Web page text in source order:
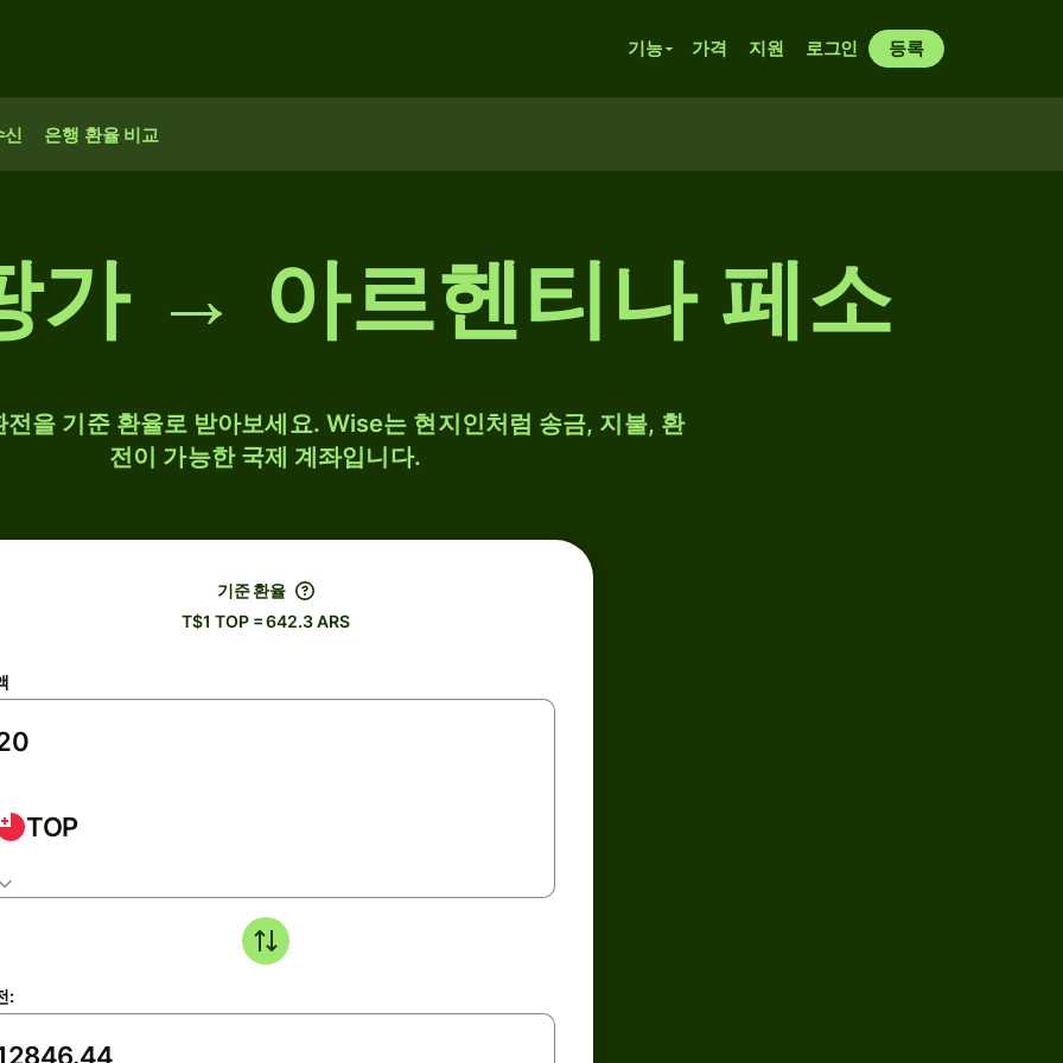
기능 가격 지원 로그인 등록
신 은행 환율 비교
가 → 아르헨티나 페소
을 기준 환율로 받아보세요. Wise는 현지인처럼 송금, 지불, 환
전이 가능한 국제 계좌입니다.
기준 환율
T$1 TOP = 642.3 ARS
TOP
: